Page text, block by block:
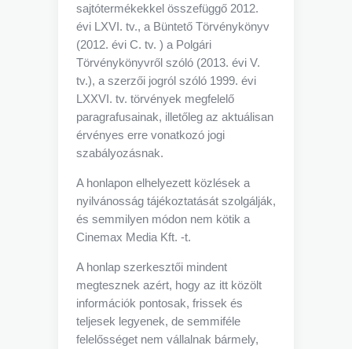
sajtótermékekkel összefüggő 2012.
évi LXVI. tv., a Büntető Törvénykönyv
(2012. évi C. tv. ) a Polgári
Törvénykönyvről szóló (2013. évi V.
tv.), a szerzői jogról szóló 1999. évi
LXXVI. tv. törvények megfelelő
paragrafusainak, illetőleg az aktuálisan
érvényes erre vonatkozó jogi
szabályozásnak.
A honlapon elhelyezett közlések a
nyilvánosság tájékoztatását szolgálják,
és semmilyen módon nem kötik a
Cinemax Media Kft. -t.
A honlap szerkesztői mindent
megtesznek azért, hogy az itt közölt
információk pontosak, frissek és
teljesek legyenek, de semmiféle
felelősséget nem vállalnak bármely,